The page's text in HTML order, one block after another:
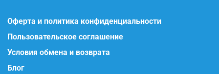
Оферта и политика конфиденциальности
Пользовательское соглашение
Условия обмена и возврата
Блог